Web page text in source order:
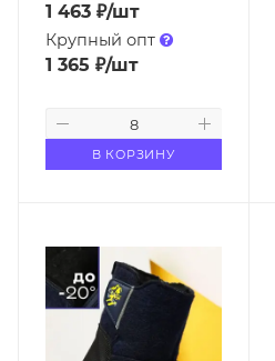
1 463 ₽/шт
Крупный опт
1 365 ₽/шт
В КОРЗИНУ